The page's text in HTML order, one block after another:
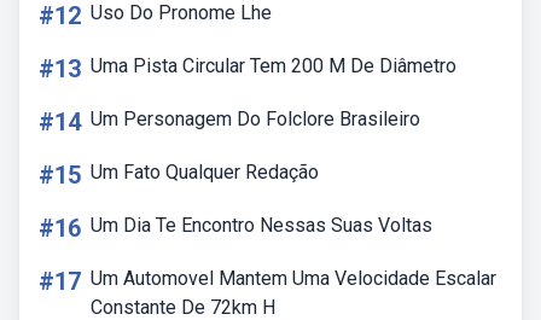
#12 Uso Do Pronome Lhe
#13 Uma Pista Circular Tem 200 M De Diâmetro
#14 Um Personagem Do Folclore Brasileiro
#15 Um Fato Qualquer Redação
#16 Um Dia Te Encontro Nessas Suas Voltas
#17 Um Automovel Mantem Uma Velocidade Escalar
Constante De 72km H